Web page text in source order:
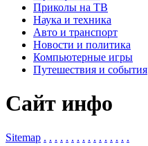
Приколы на ТВ
Наука и техника
Авто и транспорт
Новости и политика
Компьютерные игры
Путешествия и события
Сайт инфо
Sitemap . . . . . . . . . . . . . . . .